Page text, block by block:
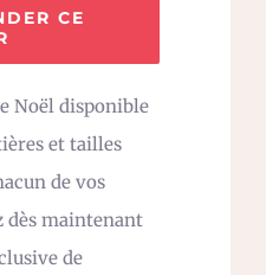
CE
Noël disponible
et tailles
de vos
dès maintenant
de